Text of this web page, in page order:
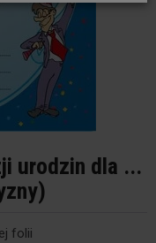
urodzin dla ...
folii